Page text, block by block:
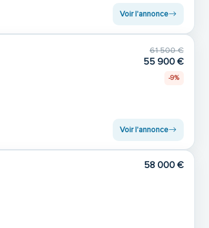
Voir l'annonce
61 500 €
55 900 €
-9%
Voir l'annonce
58 000 €